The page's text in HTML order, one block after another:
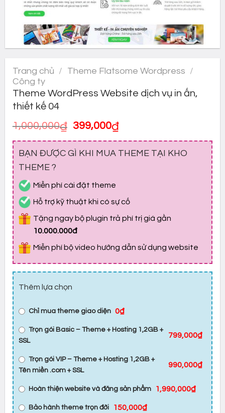
Trang chủ / Theme Flatsome Wordpress /
Công ty
Theme WordPress Website dịch vụ in ấn,
thiết kế 04
1,000,000₫ Giá
là:
1,000,000₫.
399,000₫Giá
là:
BẠN ĐƯỢC GÌ KHI MUA THEME TẠI KHO
THEME ?
Miễn phí cài đặt theme
Hỗ trợ kỹ thuật khi có sự cố
Tặng ngay bộ plugin trả phí trị giá gần
10.000.000đ
Miễn phí bộ video hướng dẫn sử dụng website
Thêm lựa chọn
Chỉ mua theme giao diện 0₫
Trọn gói Basic – Theme + Hosting 1,2GB +
SSL
799,000₫
Trọn gói VIP – Theme + Hosting 1,2GB +
Tên miền .com + SSL
990,000₫
Hoàn thiện website và đăng sản phẩm 1,990,000₫
Bảo hành theme trọn đời 150,000₫